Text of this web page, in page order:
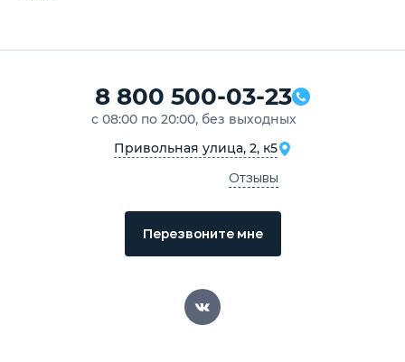
8 800 500-03-23
с 08:00 по 20:00, без выходных
Привольная улица, 2, к5
Отзывы
Перезвоните мне